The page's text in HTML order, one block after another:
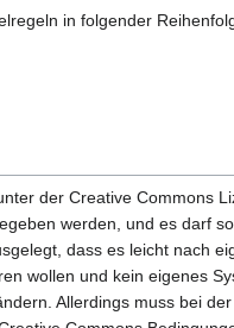
in folgender
der Creative Commons
werden, und es darf
dass es leicht nach
wollen und kein eigenes
Allerdings muss bei